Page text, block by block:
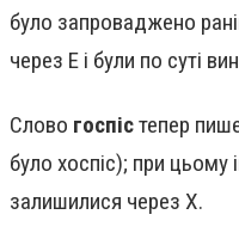
було запроваджено
через Е і були по суті
Слово госпістепер
було хоспіс); при цьому
залишилися через Х.